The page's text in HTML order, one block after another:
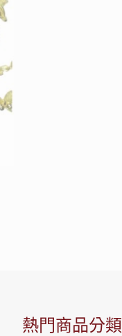
熱門商品分類